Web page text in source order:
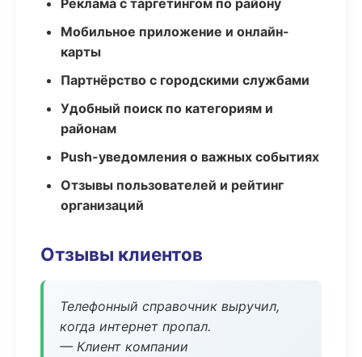
Реклама с таргетингом по району
Мобильное приложение и онлайн-
карты
Партнёрство с городскими службами
Удобный поиск по категориям и
районам
Push-уведомления о важных событиях
Отзывы пользователей и рейтинг
организаций
Отзывы клиентов
Телефонный справочник выручил,
когда интернет пропал.
— Клиент компании